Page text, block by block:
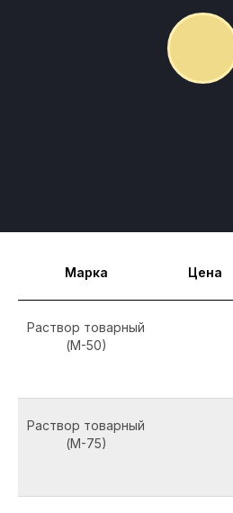
Марка Цена
Раствор товарный
(М-50)
Раствор товарный
(М-75)